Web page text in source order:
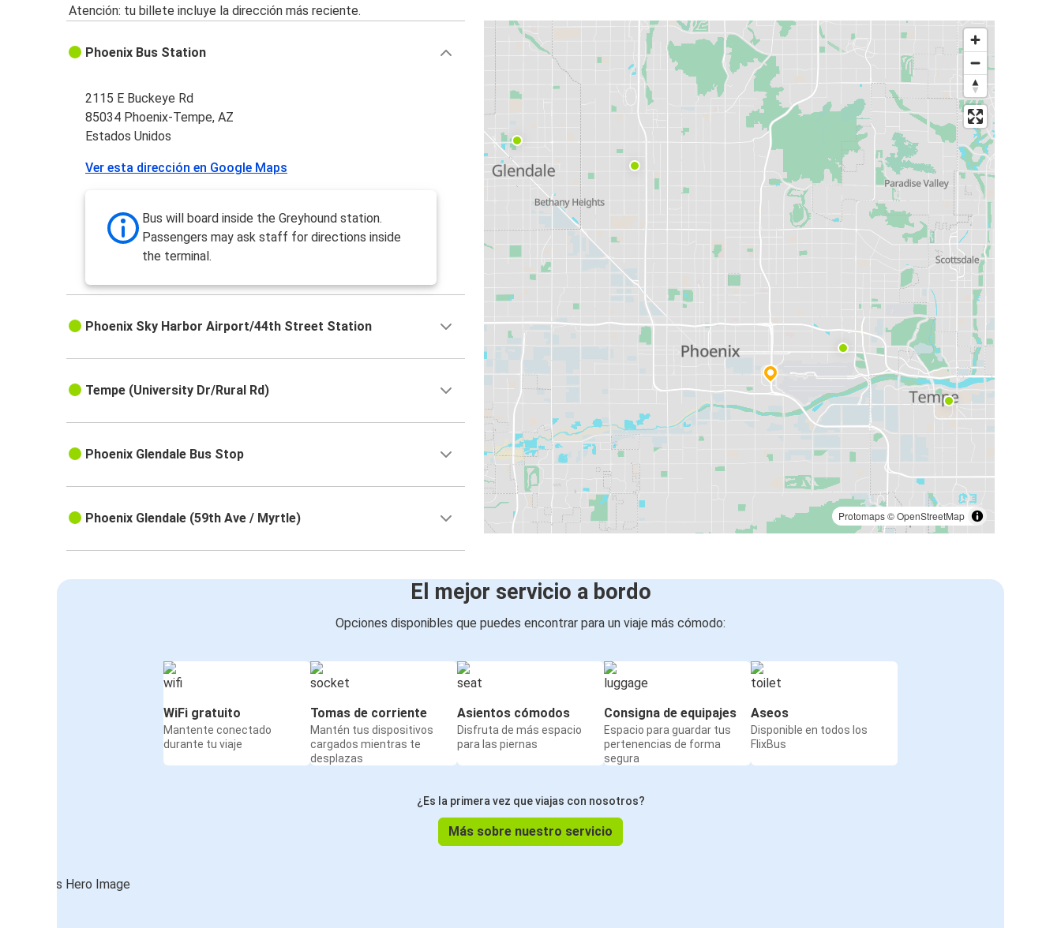
Atención: tu billete incluye la dirección más reciente.
Protomaps©OpenStreetMap
Phoenix Bus Station
2115 E Buckeye Rd
85034 Phoenix-Tempe, AZ
Estados Unidos
Ver esta dirección en Google Maps
Bus will board inside the Greyhound station.
Passengers may ask staff for directions inside
the terminal.
Phoenix Sky Harbor Airport/44th Street Station
Tempe (University Dr/Rural Rd)
Phoenix Glendale Bus Stop
Phoenix Glendale (59th Ave / Myrtle)
El mejor servicio a bordo
Opciones disponibles que puedes encontrar para un viaje más cómodo:
WiFi gratuito
Mantente conectado
durante tu viaje
Tomas de corriente
Mantén tus dispositivos
cargados mientras te
desplazas
Asientos cómodos
Disfruta de más espacio
para las piernas
Consigna de equipajes
Espacio para guardar tus
pertenencias de forma
segura
Aseos
Disponible en todos los
FlixBus
¿Es la primera vez que viajas con nosotros?
Más sobre nuestro servicio